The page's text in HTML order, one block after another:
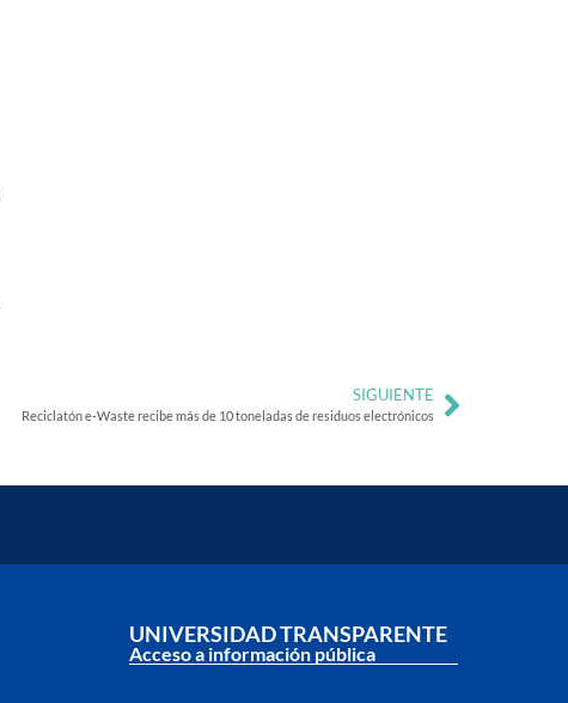
SIGUIENTE
Reciclatón e-Waste recibe más de 10 toneladas de residuos electrónicos
UNIVERSIDAD TRANSPARENTE
Acceso a información pública